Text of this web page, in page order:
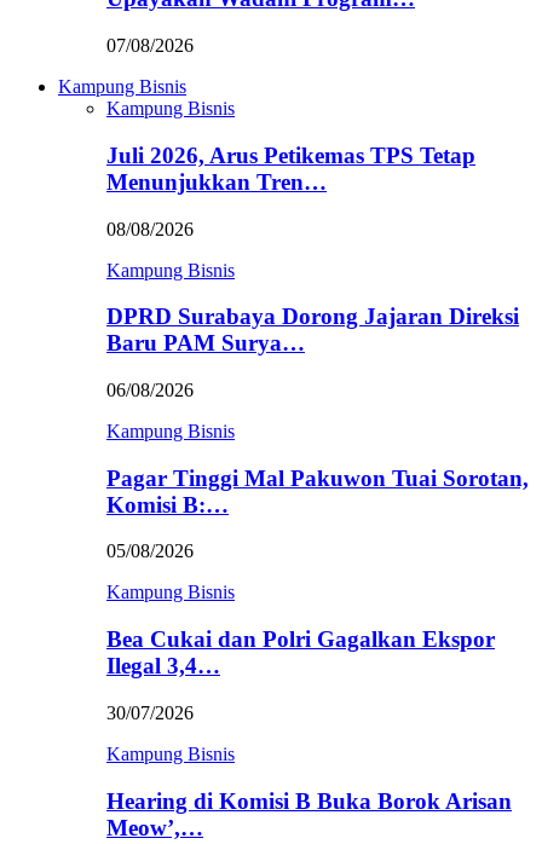
07/08/2026
Kampung Bisnis
Kampung Bisnis
Juli 2026, Arus Petikemas TPS Tetap
Menunjukkan Tren…
08/08/2026
Kampung Bisnis
DPRD Surabaya Dorong Jajaran Direksi
Baru PAM Surya…
06/08/2026
Kampung Bisnis
Pagar Tinggi Mal Pakuwon Tuai Sorotan,
Komisi B:…
05/08/2026
Kampung Bisnis
Bea Cukai dan Polri Gagalkan Ekspor
Ilegal 3,4…
30/07/2026
Kampung Bisnis
Hearing di Komisi B Buka Borok Arisan
Meow’,…